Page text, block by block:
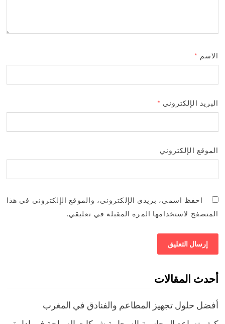
الاسم *
البريد الإلكتروني *
الموقع الإلكتروني
احفظ اسمي، بريدي الإلكتروني، والموقع الإلكتروني في هذا
المتصفح لاستخدامها المرة المقبلة في تعليقي.
أحدث المقالات
أفضل حلول تجهيز المطاعم والفنادق في المغرب